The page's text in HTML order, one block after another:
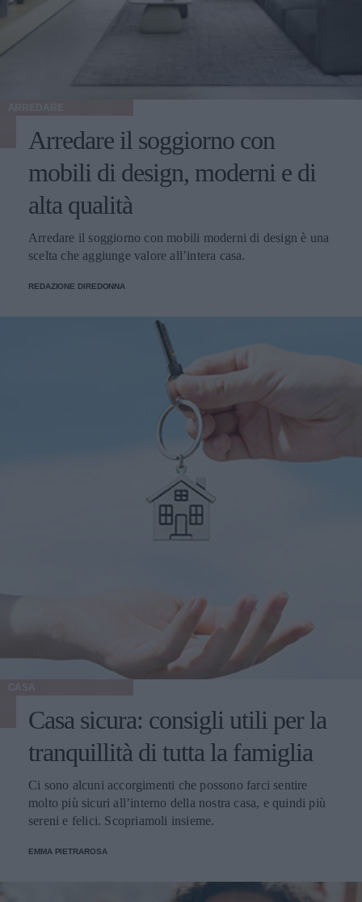
Arredare il soggiorno con
mobili di design, moderni e di
alta qualità
Arredare il soggiorno con mobili moderni di design è una
scelta che aggiunge valore all’intera casa.
REDAZIONE DIREDONNA
Casa sicura: consigli utili per la
tranquillità di tutta la famiglia
Ci sono alcuni accorgimenti che possono farci sentire
molto più sicuri all’interno della nostra casa, e quindi più
sereni e felici. Scopriamoli insieme.
EMMA PIETRAROSA